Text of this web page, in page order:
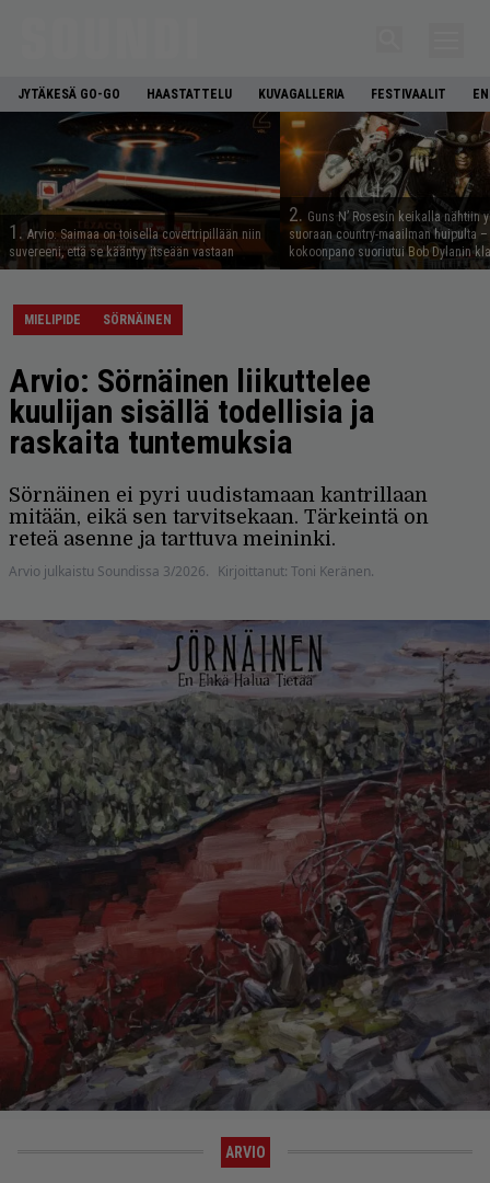
JYTÄKESÄ GO-GO HAASTATTELU KUVAGALLERIA FESTIVAALIT
1. Arvio: Saimaa on toisella covertripillään niin
suvereeni, että se kääntyy itseään vastaan
2. Guns N’ Rosesin keikalla nähtiin
suoraan country-maailman huipulta
kokoonpano suoriutui Bob Dylanin
MIELIPIDE SÖRNÄINEN
Arvio: Sörnäinen liikuttelee
kuulijan sisällä todellisia ja
raskaita tuntemuksia
Sörnäinen ei pyri uudistamaan kantrillaan
mitään, eikä sen tarvitse­kaan. Tärkeintä on
reteä asenne ja tarttuva meininki.
Arvio julkaistu Soundissa 3/2026. Kirjoittanut: Toni Keränen.
ARVIO